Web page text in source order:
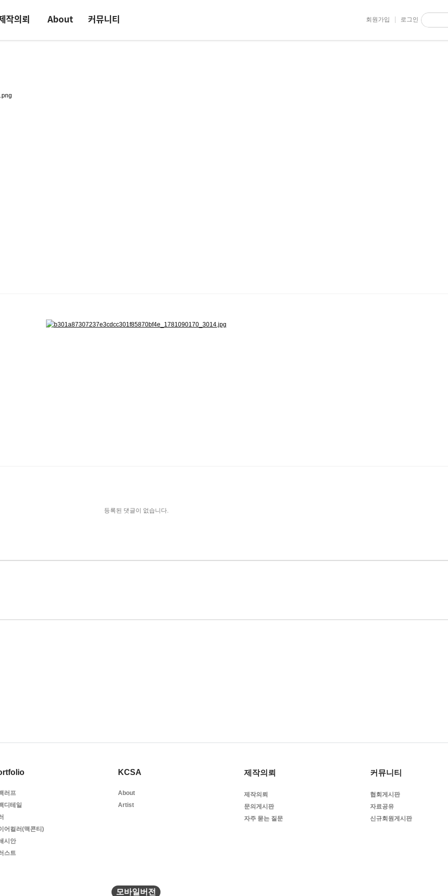
작의뢰 About 커뮤니티 회원가입 로그인
등록된 댓글이 없습니다.
러프
디테일
어컬러(맥콘티)
시안
스트
KCSA
About
Artist
제작의뢰
제작의뢰
문의게시판
자주 묻는 질문
커뮤니티
협회게시판
자료공유
신규회원게시판
모바일버전